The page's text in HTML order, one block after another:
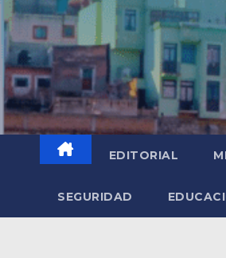
EDITORIAL
SEGURIDAD